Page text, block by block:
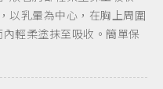
以乳暈為中心，在胸上周圍
輕柔塗抹至吸收。簡單保